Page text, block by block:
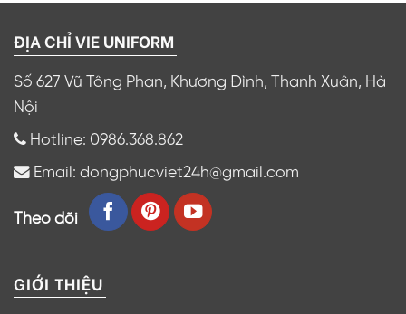
ĐỊA CHỈ VIE UNIFORM
Số 627 Vũ Tông Phan, Khương Đình, Thanh Xuân, Hà
Nội
Hotline: 0986.368.862
Email: dongphucviet24h@gmail.com
Theo dõi
GIỚI THIỆU